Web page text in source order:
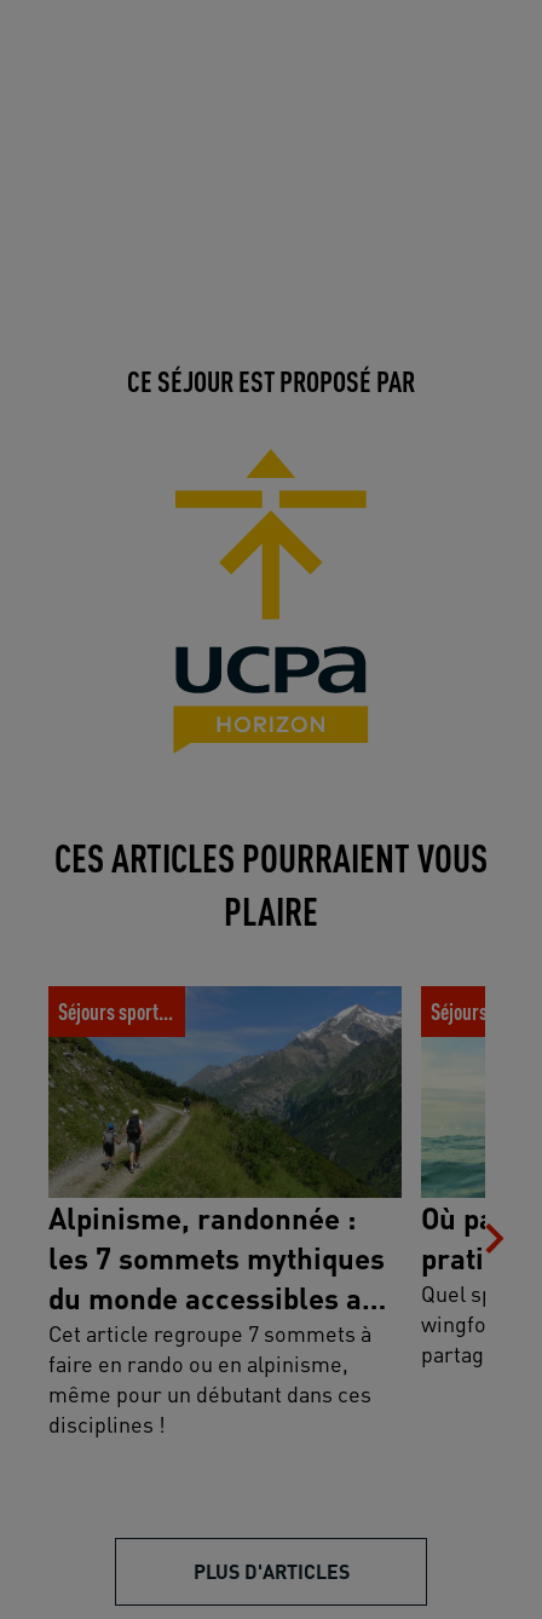
CE SÉJOUR EST PROPOSÉ PAR
CES ARTICLES POURRAIENT VOUS
PLAIRE
Alpinisme, randonnée : les 7 sommets
mythiques du monde accessibles aux
débutants
Séjours sportifs
Alpinisme, randonnée :
les 7 sommets mythiques
du monde accessibles aux
débutants
Cet article regroupe 7 sommets à
faire en rando ou en alpinisme,
même pour un débutant dans ces
disciplines !
Où partir au
Où
Quel spot
wingfoil en
partage
PLUS D'ARTICLES